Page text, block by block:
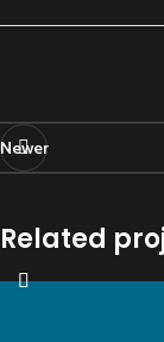
Newer
Related